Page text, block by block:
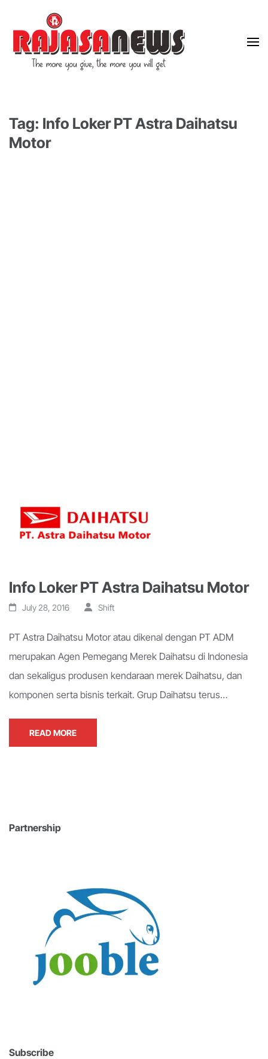
Tag: Info Loker PT Astra Daihatsu
Motor
Info Loker PT Astra Daihatsu Motor
July 28, 2016 Shift
PT Astra Daihatsu Motor atau dikenal dengan PT ADM
merupakan Agen Pemegang Merek Daihatsu di Indonesia
dan sekaligus produsen kendaraan merek Daihatsu, dan
komponen serta bisnis terkait. Grup Daihatsu terus…
READ MORE
Partnership
Subscribe